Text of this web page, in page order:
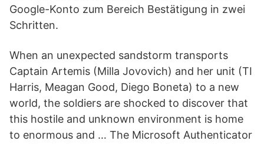
Google-Konto zum Bereich Bestätigung in zwei
Schritten.
When an unexpected sandstorm transports
Captain Artemis (Milla Jovovich) and her unit (TI
Harris, Meagan Good, Diego Boneta) to a new
world, the soldiers are shocked to discover that
this hostile and unknown environment is home
to enormous and … The Microsoft Authenticator